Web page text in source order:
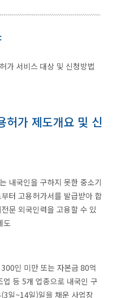
가 서비스 대상 및 신청방법
허가 제도개요 및 신
내국인을 구하지 못한 중소기
터 고용허가서를 발급받아 합
문 외국인력을 고용할 수 있
도
인 미만 또는 자본금 80억
업 등 5개 업종으로 내국인 구
일~14일)일을 채운 사업장